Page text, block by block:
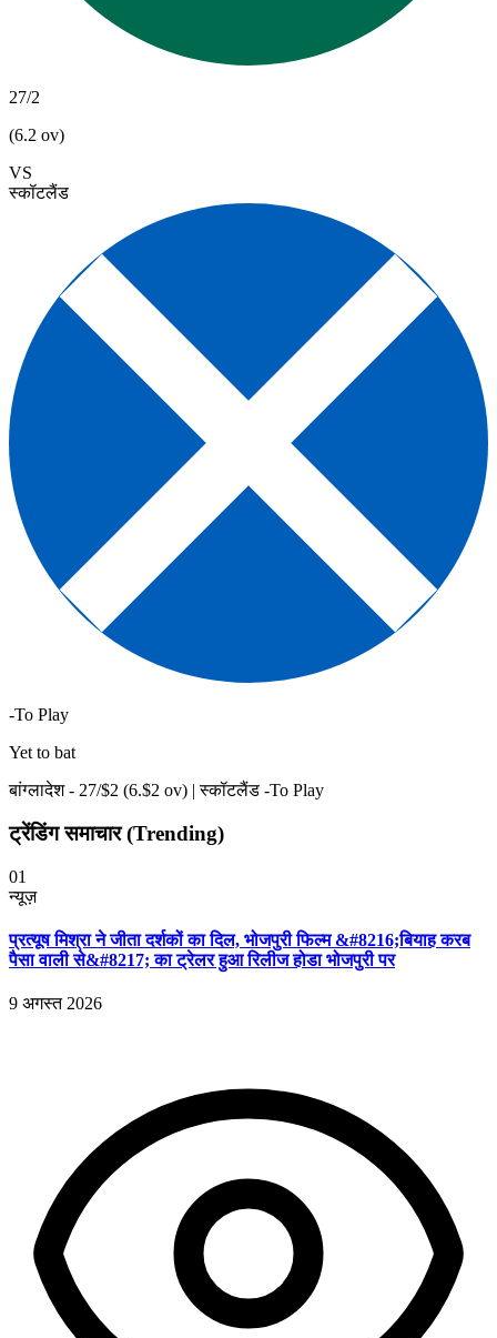
27/2
(6.2 ov)
VS
स्कॉटलैंड
-To Play
Yet to bat
बांग्लादेश - 27/$2 (6.$2 ov) | स्कॉटलैंड -To Play
ट्रेंडिंग समाचार (Trending)
01
न्यूज़
प्रत्यूष मिश्रा ने जीता दर्शकों का दिल, भोजपुरी फिल्म &#8216;बियाह करब
पैसा वाली से&#8217; का ट्रेलर हुआ रिलीज होडा भोजपुरी पर
9 अगस्त 2026